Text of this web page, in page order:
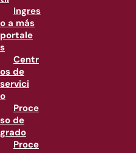
Ingres
o a más
portale
s
Centr
os de
servici
o
Proce
so de
grado
Proce